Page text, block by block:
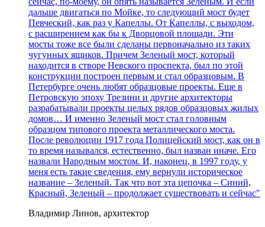
дальше двигаться по Мойке, то следующий мост будет
Певческий, как раз у Капеллы. От Капеллы, с выходом,
с расширением как бы к Дворцовой площади. Эти
мосты тоже все были сделаны первоначально из таких
чугунных ящиков. Причем Зеленый мост, который
находится в створе Невского проспекта, был по этой
конструкции построен первым и стал образцовым. В
Петербурге очень любят образцовые проекты. Еще в
Петровскую эпоху Трезини и другие архитекторы
разрабатывали проекты целых рядов образцовых жилых
домов… И именно Зеленый мост стал головным
образцом типового проекта металлического моста.
После революции 1917 года Полицейский мост, как он в
то время назывался, естественно, был назван иначе. Его
назвали Народным мостом. И, наконец, в 1997 году, у
меня есть такие сведения, ему вернули историческое
название – Зеленый. Так что вот эта цепочка – Синий,
Красный, Зеленый – продолжает существовать и сейчас"
Владимир Линов, архитектор